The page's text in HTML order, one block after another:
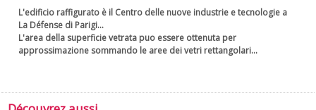
L'edificio raffigurato è il Centro delle nuove industrie e tecnologie a
La Défense di Parigi...
L'area della superficie vetrata puo essere ottenuta per
approssimazione sommando le aree dei vetri rettangolari...